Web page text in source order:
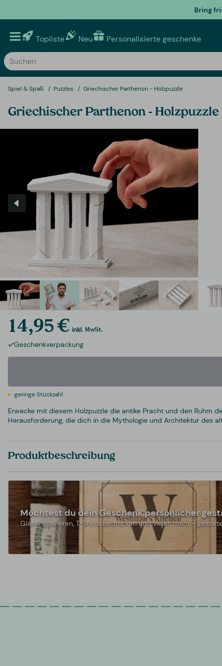
Bring
Topliste Neu Personalisierte geschenke
Spiel & Spaß Puzzles Griechischer Parthenon - Holzpuzzle
Griechischer Parthenon - Holzpuzzle
14,95 € inkl. MwSt.
Geschenkverpackung
geringe Stückzahl
Erwecke mit diesem Holzpuzzle die antike Pracht und den Ruhm
Herausforderung, die dich in die Mythologie und Architektur des
Produktbeschreibung
Möchtest du dein Geschenk persönlicher
Gläser gravieren, T-Shirts bedrucken und vieles mehr -